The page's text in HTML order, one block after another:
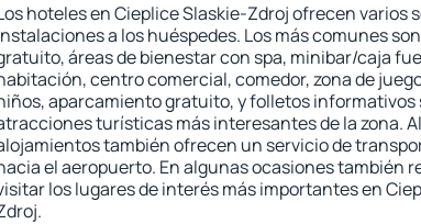
hoteles en Cieplice Slaskie-Zdroj ofrecen varios
a los huéspedes. Los más comunes
áreas de bienestar con spa, minibar/caja
centro comercial, comedor, zona de
aparcamiento gratuito, y folletos informativos
turísticas más interesantes de la zona.
también ofrecen un servicio de
el aeropuerto. En algunas ocasiones también
los lugares de interés más importantes en